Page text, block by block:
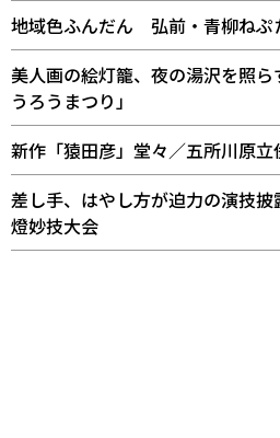
地域色ふんだん 弘前・青柳ねぷ
美人画の絵灯籠、夜の湯沢を照
うろうまつり」
新作「猿田彦」堂々／五所川原立
差し手、はやし方が迫力の演技
燈妙技大会